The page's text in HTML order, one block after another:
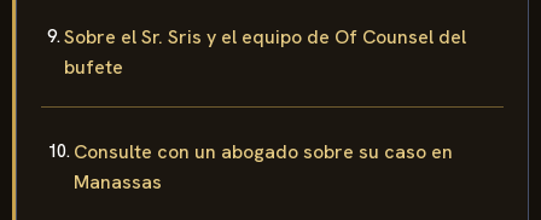
Sobre el Sr. Sris y el equipo de Of Counsel del
bufete
Consulte con un abogado sobre su caso en
Manassas